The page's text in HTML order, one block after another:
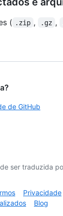
( .zip , .gz ,
de GitHub
ser traduzida
Privacidade
Blog